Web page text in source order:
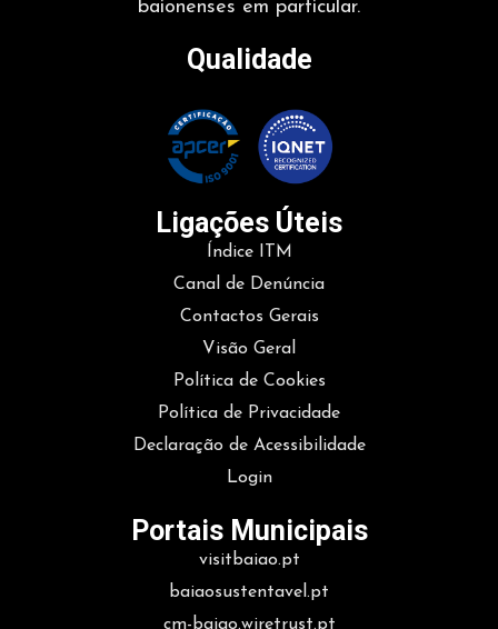
baionenses em particular.
Qualidade
Ligações Úteis
Índice ITM
Canal de Denúncia
Contactos Gerais
Visão Geral
Política de Cookies
Política de Privacidade
Declaração de Acessibilidade
Login
Portais Municipais
visitbaiao.pt
baiaosustentavel.pt
cm-baiao.wiretrust.pt